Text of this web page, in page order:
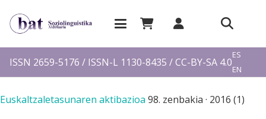
ISSN 2659-5176 / ISSN-L 1130-8435 / CC-BY-SA 4.0
ES
EN
Euskaltzaletasunaren aktibazioa 98. zenbakia · 2016 (1)